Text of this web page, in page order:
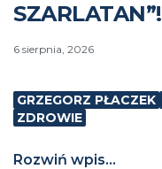
SZARLATAN”!
6 sierpnia, 2026
GRZEGORZ PŁACZEK
ZDROWIE
Rozwiń wpis...